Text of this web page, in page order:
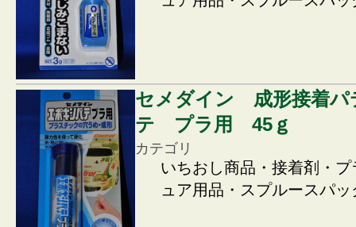
セメダイン 成形接着
テ プラ用 45ｇ
カテゴリ
いちおし商品・接着剤・
ュア用品・スプルースパ